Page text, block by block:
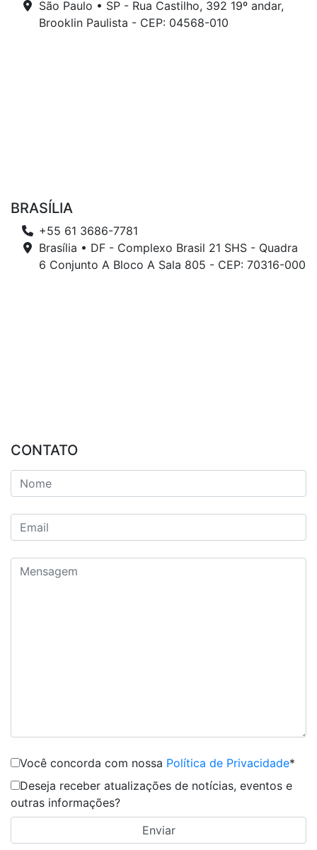
São Paulo • SP - Rua Castilho, 392 19º andar,
Brooklin Paulista - CEP: 04568-010
BRASÍLIA
+55 61 3686-7781
Brasília • DF - Complexo Brasil 21 SHS - Quadra
6 Conjunto A Bloco A Sala 805 - CEP: 70316-000
CONTATO
Você concorda com nossa Política de Privacidade*
Deseja receber atualizações de notícias, eventos e
outras informações?